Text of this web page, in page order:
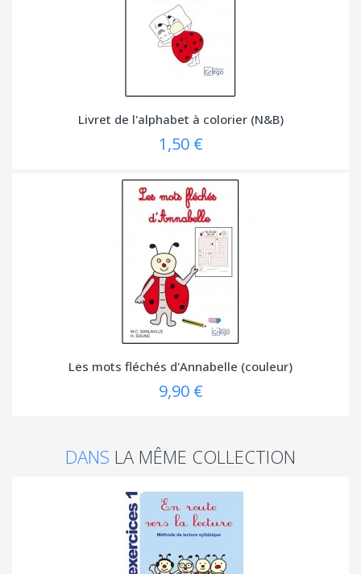
Livret de l'alphabet à colorier (N&B)
1,50 €
Les mots fléchés d'Annabelle (couleur)
9,90 €
DANS LA MÊME COLLECTION